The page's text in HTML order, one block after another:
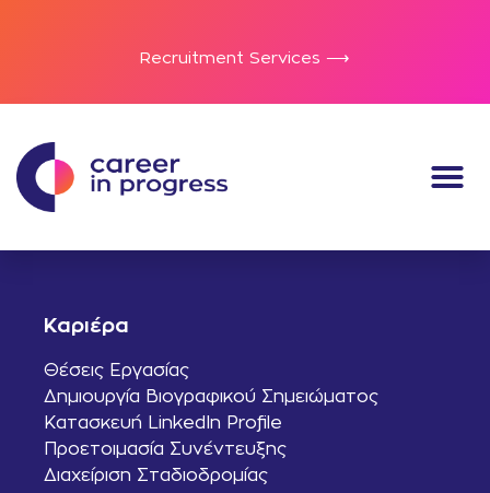
Recruitment Services ⟶
Καριέρα
Θέσεις Εργασίας
Δημιουργία Βιογραφικού Σημειώματος
Κατασκευή LinkedIn Profile
Προετοιμασία Συνέντευξης
Διαχείριση Σταδιοδρομίας